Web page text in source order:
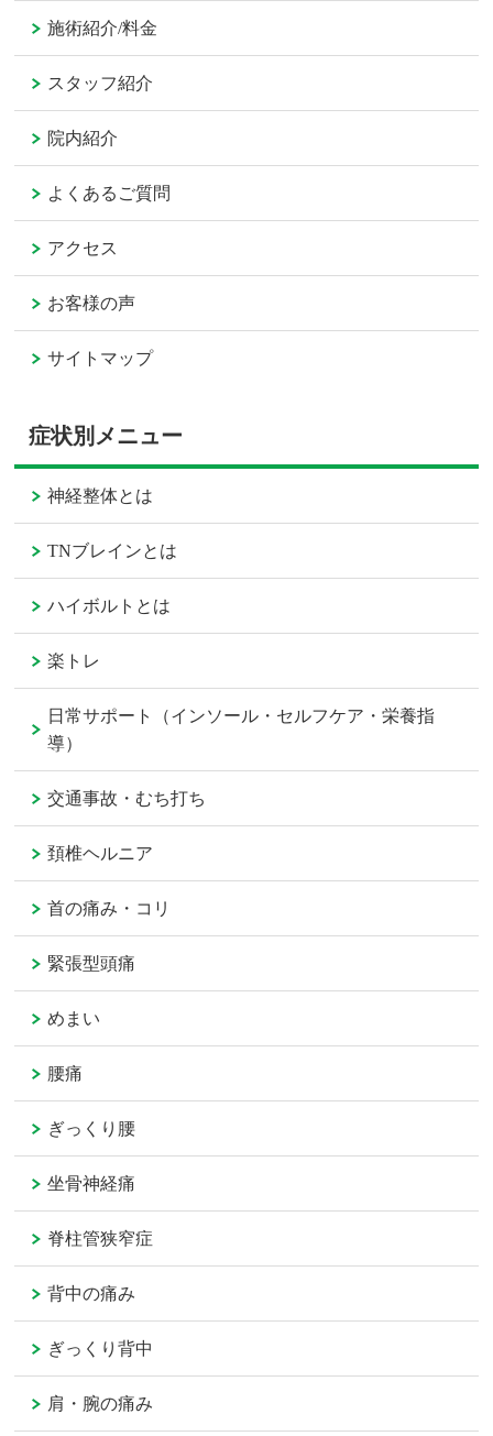
施術紹介/料金
スタッフ紹介
院内紹介
よくあるご質問
アクセス
お客様の声
サイトマップ
症状別メニュー
神経整体とは
TNブレインとは
ハイボルトとは
楽トレ
日常サポート（インソール・セルフケア・栄養指
導）
交通事故・むち打ち
頚椎ヘルニア
首の痛み・コリ
緊張型頭痛
めまい
腰痛
ぎっくり腰
坐骨神経痛
脊柱管狭窄症
背中の痛み
ぎっくり背中
肩・腕の痛み